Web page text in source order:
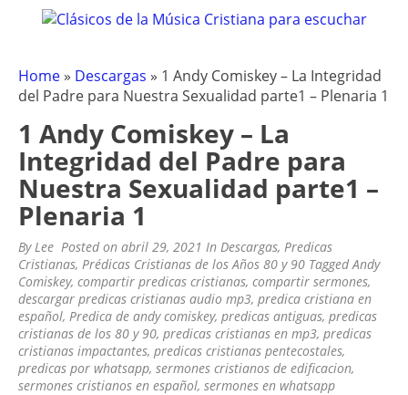
CLÁSICOS DE LA MÚSICA
.COM
Clásicos de la Música Cristiana para escuchar
Home » Descargas » 1 Andy Comiskey – La Integridad
del Padre para Nuestra Sexualidad parte1 – Plenaria 1
1 Andy Comiskey – La
Integridad del Padre para
Nuestra Sexualidad parte1 –
Plenaria 1
ByLee Posted on abril 29, 2021 In Descargas, Predicas
Cristianas, Prédicas Cristianas de los Años 80 y 90 TaggedAndy
Comiskey, compartir predicas cristianas, compartir sermones,
descargar predicas cristianas audio mp3, predica cristiana en
español, Predica de andy comiskey, predicas antiguas, predicas
cristianas de los 80 y 90, predicas cristianas en mp3, predicas
cristianas impactantes, predicas cristianas pentecostales,
predicas por whatsapp, sermones cristianos de edificacion,
sermones cristianos en español, sermones en whatsapp